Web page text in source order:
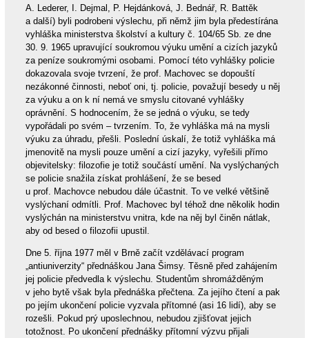
A. Lederer, I. Dejmal, P. Hejdánková, J. Bednář, R. Battěk
a další) byli podrobeni výslechu, při němž jim byla předestírána
vyhláška ministerstva školství a kultury č. 104/65 Sb. ze dne
30. 9. 1965 upravující soukromou výuku umění a cizích jazyků
za peníze soukromými osobami. Pomocí této vyhlášky policie
dokazovala svoje tvrzení, že prof. Machovec se dopouští
nezákonné činnosti, neboť oni, tj. policie, považují besedy u něj
za výuku a on k ní nemá ve smyslu citované vyhlášky
oprávnění. S hodnocením, že se jedná o výuku, se tedy
vypořádali po svém – tvrzením. To, že vyhláška má na mysli
výuku za úhradu, přešli. Poslední úskalí, že totiž vyhláška má
jmenovitě na mysli pouze umění a cizí jazyky, vyřešili přímo
objevitelsky: filozofie je totiž součástí umění. Na vyslýchaných
se policie snažila získat prohlášení, že se besed
u prof. Machovce nebudou dále účastnit. To ve velké většině
vyslýchaní odmítli. Prof. Machovec byl téhož dne několik hodin
vyslýchán na ministerstvu vnitra, kde na něj byl činěn nátlak,
aby od besed o filozofii upustil.
Dne 5. října 1977 měl v Brně začít vzdělávací program
„antiuniverzity“ přednáškou Jana Šimsy. Těsně před zahájením
jej policie předvedla k výslechu. Studentům shromážděným
v jeho bytě však byla přednáška přečtena. Za jejího čtení a pak
po jejím ukončení policie vyzvala přítomné (asi 16 lidí), aby se
rozešli. Pokud prý uposlechnou, nebudou zjišťovat jejich
totožnost. Po ukončení přednášky přítomní výzvu přijali